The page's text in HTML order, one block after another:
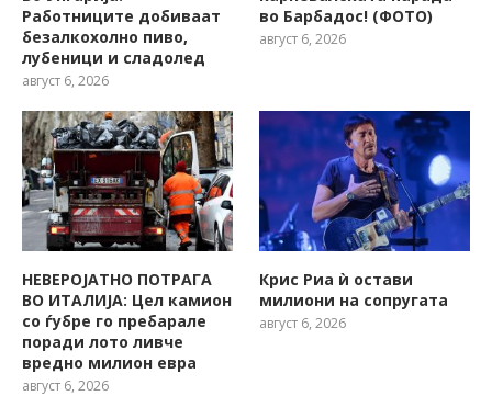
Работниците добиваат
безалкохолно пиво,
лубеници и сладолед
август 6, 2026
во Барбадос! (ФОТО)
август 6, 2026
НЕВЕРОЈАТНО ПОТРАГА
ВО ИТАЛИЈА: Цел камион
со ѓубре го пребарале
поради лото ливче
вредно милион евра
август 6, 2026
Крис Риа ѝ остави
милиони на сопругата
август 6, 2026